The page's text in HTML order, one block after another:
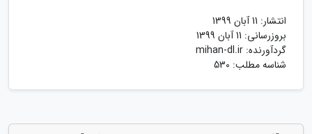
انتشار: 11 آبان 1399
بروزرسانی: 11 آبان 1399
گردآورنده: mihan-dl.ir
شناسه مطلب: 530